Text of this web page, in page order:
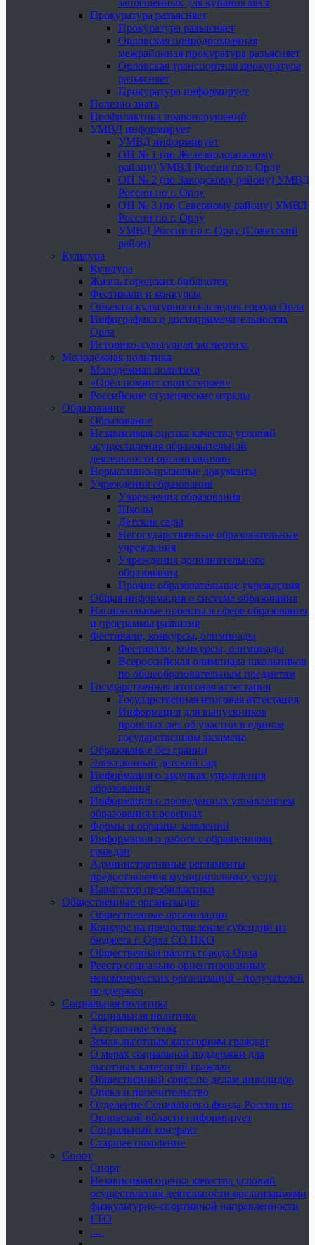
запрещенных для купания мест
Прокуратура разъясняет
Прокуратура разъясняет
Орловская природоохранная
межрайонная прокуратура разъясняет
Орловская транспортная прокуратура
разъясняет
Прокуратура информирует
Полезно знать
Профилактика правонарушений
УМВД информирует
УМВД информирует
ОП № 1 (по Железнодорожному
району) УМВД России по г. Орлу
ОП № 2 (по Заводскому району) УМВД
России по г. Орлу
ОП № 3 (по Северному району) УМВД
России по г. Орлу
УМВД России по г. Орлу (Советский
район)
Культура
Культура
Жизнь городских библиотек
Фестивали и конкурсы
Объекты культурного наследия города Орла
Инфографика о достопримечательностях
Орла
Историко-культурная экспертиза
Молодёжная политика
Молодёжная политика
«Орёл помнит своих героев»
Российские студенческие отряды
Образование
Образование
Независимая оценка качества условий
осуществления образовательной
деятельности организациями
Нормативно-правовые документы
Учреждения образования
Учреждения образования
Школы
Детские сады
Негосударственные образовательные
учреждения
Учреждения дополнительного
образования
Прочие образовательные учреждения
Общая информация о системе образования
Национальные проекты в сфере образования
и программы развития
Фестивали, конкурсы, олимпиады
Фестивали, конкурсы, олимпиады
Всероссийская олимпиада школьников
по общеобразовательным предметам
Государственная итоговая аттестация
Государственная итоговая аттестация
Информация для выпускников
прошлых лет об участии в едином
государственном экзамене
Образование без границ
Электронный детский сад
Информация о закупках управления
образования
Информация о проведенных управлением
образования проверках
Формы и образцы заявлений
Информация о работе с обращениями
граждан
Административные регламенты
предоставления муниципальных услуг
Навигатор профилактики
Общественные организации
Общественные организации
Конкурс на предоставление субсидий из
бюджета г. Орла СО НКО
Общественная палата города Орла
Реестр социально ориентированных
некоммерческих организаций - получателей
поддержки
Социальная политика
Социальная политика
Актуальные темы
Земля льготным категориям граждан
О мерах социальной поддержки для
льготных категорий граждан
Общественный совет по делам инвалидов
Опека и попечительство
Отделение Социального фонда России по
Орловской области информирует
Социальный контракт
Старшее поколение
Спорт
Спорт
Независимая оценка качества условий
осуществления деятельности организациями
физкультурно-спортивной направленности
ГТО
.....